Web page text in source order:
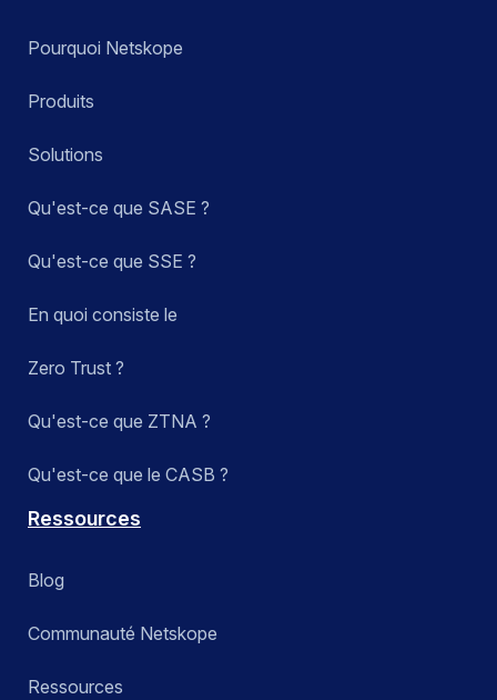
Pourquoi Netskope
Produits
Solutions
Qu'est-ce que SASE ?
Qu'est-ce que SSE ?
En quoi consiste le
Zero Trust ?
Qu'est-ce que ZTNA ?
Qu'est-ce que le CASB ?
Ressources
Blog
Communauté Netskope
Ressources